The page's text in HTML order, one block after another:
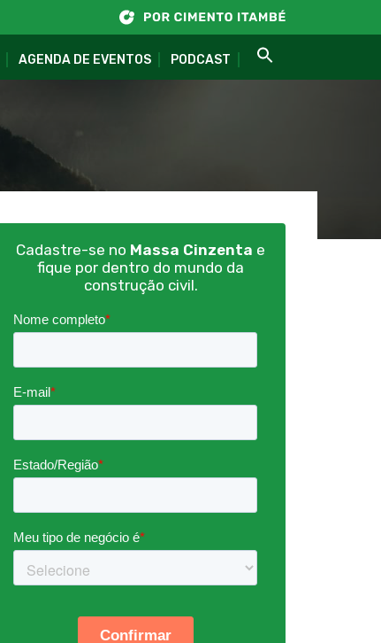
AGENDA DE EVENTOS PODCAST
Cadastre-se no Massa Cinzenta e
fique por dentro do mundo da
construção civil.